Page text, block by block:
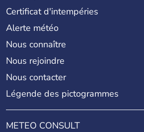
Certificat d'intempéries
Alerte météo
Nous connaître
Nous rejoindre
Nous contacter
Légende des pictogrammes
METEO CONSULT